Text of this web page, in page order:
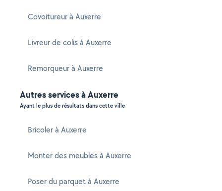
Covoitureur à Auxerre
Livreur de colis à Auxerre
Remorqueur à Auxerre
Autres services à Auxerre
Ayant le plus de résultats dans cette ville
Bricoler à Auxerre
Monter des meubles à Auxerre
Poser du parquet à Auxerre